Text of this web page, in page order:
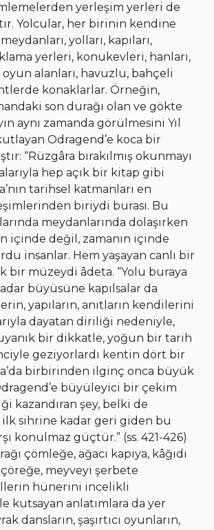
yerleşim yerleri de
Yolcular, her birinin kendine
yolları, kapıları,
yerleri, konukevleri, hanları,
alanları, havuzlu, bahçeli
konaklarlar. Örneğin,
son durağı olan ve gökte
aynı zamanda görülmesini Yıl
Odragend’e koca bir
“Rüzgâra bırakılmış okunmayı
hep açık bir kitap gibi
tarihsel katmanları en
biriydi burası. Bu
meydanlarında dolaşırken
içinde değil, zamanın içinde
insanlar. Hem yaşayan canlı bir
bir müzeydi âdeta. “Yolu buraya
büyüsüne kapılsalar da
yapıların, anıtların kendilerini
dayatan diriliği nedeniyle,
bir dikkatle, yoğun bir tarih
geziyorlardı kentin dört bir
birbirinden ilginç onca büyük
büyüleyici bir çekim
kazandıran şey, belki de
sihrine kadar geri giden bu
konulmaz güçtür.” (ss. 421-426)
çömleğe, ağacı kapıya, kâğıdı
çöreğe, meyveyi şerbete
hünerini incelikli
kutsayan anlatımlara da yer
dansların, şaşırtıcı oyunların,